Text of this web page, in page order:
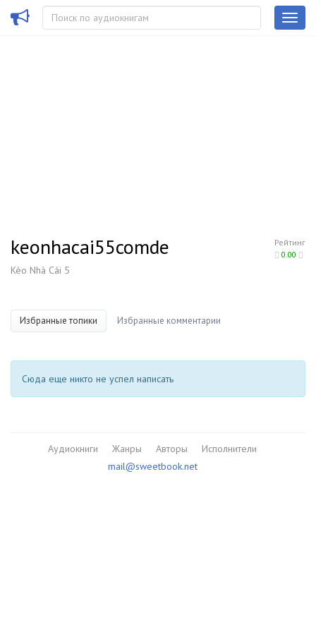
Рейтинг
0.00
keonhacai55comde
Kèo Nhà Cái 5
Избранные топики Избранные комментарии
Сюда еще никто не успел написать
Аудиокниги Жанры Авторы
Исполнители
mail@sweetbook.net